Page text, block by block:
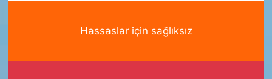
Hassaslar için sağlıksız